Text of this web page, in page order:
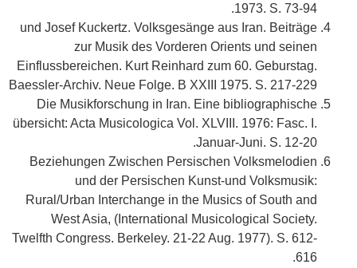
1973. S. 73-94.
und Josef Kuckertz. Volksgesänge aus Iran. Beiträge
zur Musik des Vorderen Orients und seinen
Einflussbereichen. Kurt Reinhard zum 60. Geburstag.
Baessler-Archiv. Neue Folge. B XXIII 1975. S. 217-229
Die Musikforschung in Iran. Eine bibliographische
übersicht: Acta Musicologica Vol. XLVIII. 1976: Fasc. I.
Januar-Juni. S. 12-20.
Beziehungen Zwischen Persischen Volksmelodien
und der Persischen Kunst-und Volksmusik:
Rural/Urban Interchange in the Musics of South and
West Asia, (International Musicological Society.
Twelfth Congress. Berkeley. 21-22 Aug. 1977). S. 612-
616.